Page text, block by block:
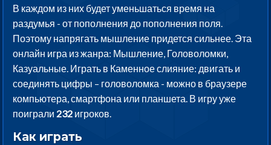
В каждом из них будет уменьшаться время на
раздумья - от пополнения до пополнения поля.
Поэтому напрягать мышление придется сильнее. Эта
онлайн игра из жанра: Мышление, Головоломки,
Казуальные. Играть в Каменное слияние: двигать и
соединять цифры – головоломка - можно в браузере
компьютера, смартфона или планшета. В игру уже
поиграли 232 игроков.
Как играть